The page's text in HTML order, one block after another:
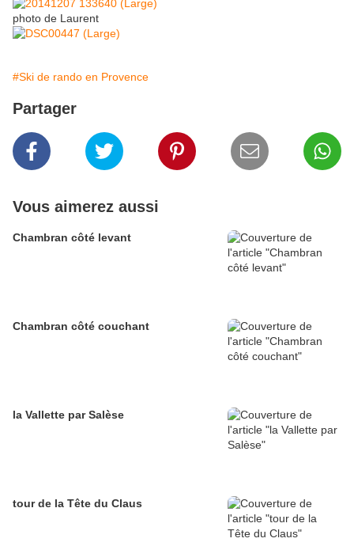
photo de Laurent
#Ski de rando en Provence
Partager
Vous aimerez aussi
Chambran côté levant
Chambran côté couchant
la Vallette par Salèse
tour de la Tête du Claus